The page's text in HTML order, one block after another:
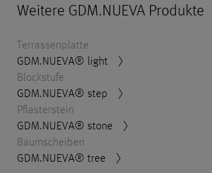
Weitere GDM.NUEVA Produkte
Terrassenplatte
GDM.NUEVA® light
Blockstufe
GDM.NUEVA® step
Pflasterstein
GDM.NUEVA® stone
Baumscheiben
GDM.NUEVA® tree